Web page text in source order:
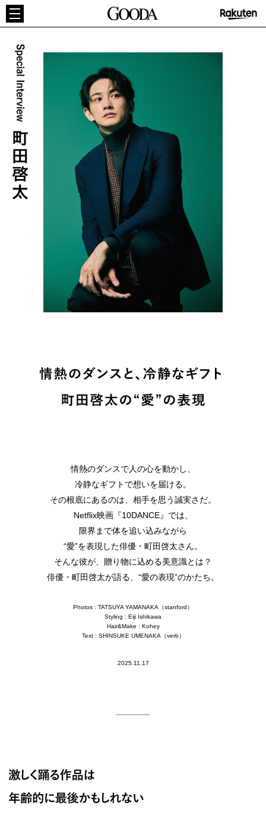
情熱のダンスで人の心を動かし、
冷静なギフトで想いを届ける。
その根底にあるのは、相手を思う誠実さだ。
Netflix映画『10DANCE』では、
限界まで体を追い込みながら
“愛”を表現した俳優・町田啓太さん。
そんな彼が、贈り物に込める美意識とは？
俳優・町田啓太が語る、“愛の表現”のかたち。
Photos : TATSUYA YAMANAKA（stanford）
Styling : Eiji Ishikawa
Hair&Make : Kohey
Text : SHINSUKE UMENAKA（verb）
2025.11.17